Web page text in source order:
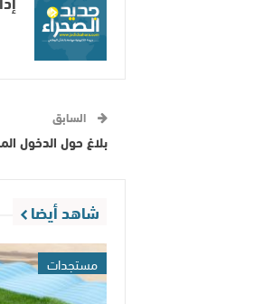
السابق
بلاغ حول الدخول المدرسي
شاهد أيضا
مستجدات